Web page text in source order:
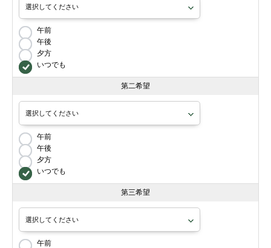
午前
午後
夕方
いつでも
第二希望
午前
午後
夕方
いつでも
第三希望
午前